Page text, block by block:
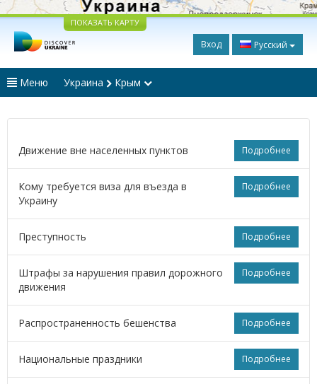
ПОКАЗАТЬ КАРТУ
Вход Русский
Меню Украина Крым
Подробнее
Движение вне населенных пунктов
Подробнее
Кому требуется виза для въезда в
Украину
Подробнее
Преступность
Подробнее
Штрафы за нарушения правил дорожного
движения
Подробнее
Распространенность бешенства
Подробнее
Национальные праздники